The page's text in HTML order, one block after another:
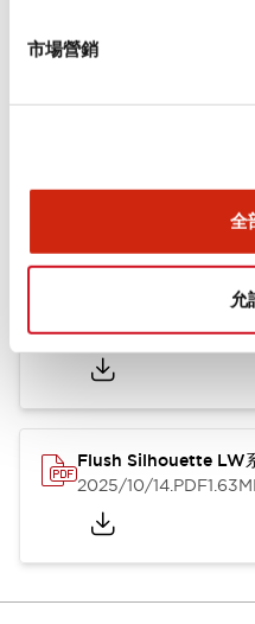
市場營銷
全
允
認
Flush Silhouette LW
2025/09/19.PDF
Flush Silhouette LW
2025/10/14.PDF